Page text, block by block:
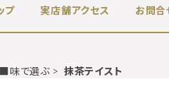
プ 実店舗アクセス お問合
■味で選ぶ 抹茶テイスト